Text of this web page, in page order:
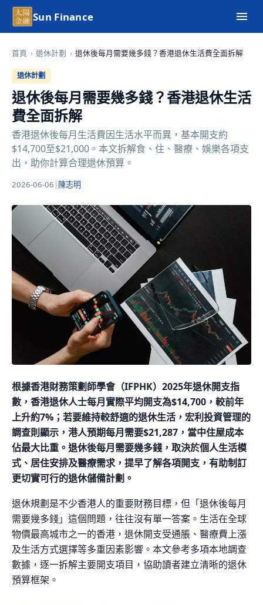
Sun Finance
首頁 › 退休計劃 › 退休後每月需要幾多錢？香港退休生活費全面拆解
退休計劃
退休後每月需要幾多錢？香港退休生活
費全面拆解
香港退休後每月生活費因生活水平而異，基本開支約
$14,700至$21,000。本文拆解食、住、醫療、娛樂各項支
出，助你計算合理退休預算。
2026-06-06 | 陳志明
根據香港財務策劃師學會（IFPHK）2025年退休開支指
數，香港退休人士每月實際平均開支為$14,700，較前年
上升約7%；若要維持較舒適的退休生活，宏利投資管理的
調查則顯示，港人預期每月需要$21,287，當中住屋成本
佔最大比重。退休後每月需要幾多錢，取決於個人生活模
式、居住安排及醫療需求，提早了解各項開支，有助制訂
更切實可行的退休儲備計劃。
退休規劃是不少香港人的重要財務目標，但「退休後每月
需要幾多錢」這個問題，往往沒有單一答案。生活在全球
物價最高城市之一的香港，退休開支受通脹、醫療費上漲
及生活方式選擇等多重因素影響。本文參考多項本地調查
數據，逐一拆解主要開支項目，協助讀者建立清晰的退休
預算框架。